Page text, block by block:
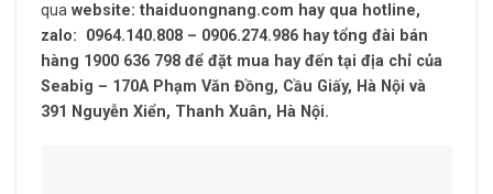
qua website: thaiduongnang.com hay qua hotline,
zalo: 0964.140.808 – 0906.274.986 hay tổng đài bán
hàng 1900 636 798 để đặt mua hay đến tại địa chỉ của
Seabig – 170A Phạm Văn Đồng, Cầu Giấy, Hà Nội và
391 Nguyễn Xiển, Thanh Xuân, Hà Nội.